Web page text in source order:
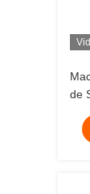
de